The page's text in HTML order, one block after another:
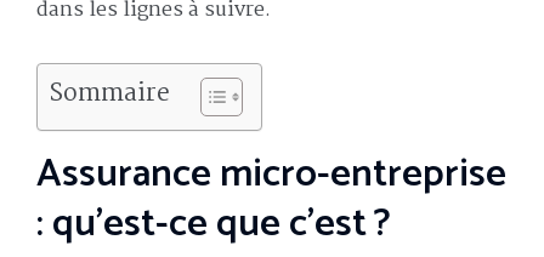
dans les lignes à suivre.
Sommaire
Assurance micro-entreprise
: qu’est-ce que c’est ?